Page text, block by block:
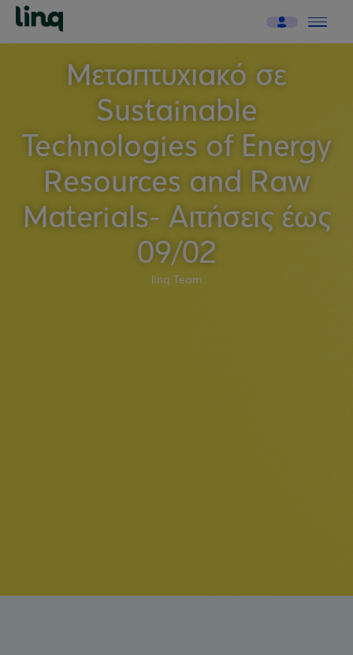
Μεταπτυχιακό σε
Sustainable
Technologies of Energy
Resources and Raw
Materials- Αιτήσεις έως
09/02
linq Team